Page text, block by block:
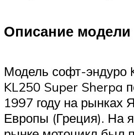
Описание модели
Модель софт-эндуро
KL250 Super Sherpa
1997 году на рынках
Европы (Греция). На